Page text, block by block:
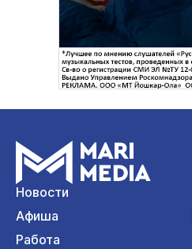
Новости
Афиша
Работа